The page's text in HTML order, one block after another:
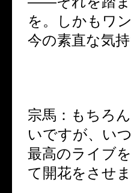
を。しかもワ
今の素直な気
宗馬：もちろ
いですが、い
最高のライブ
て開花をさせま